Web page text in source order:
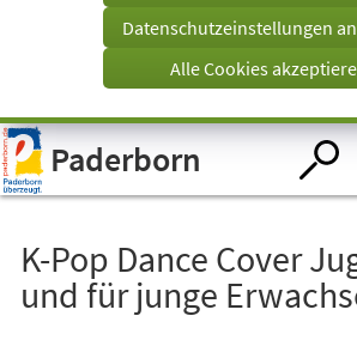
Visuelle
Assistenzsoftware
öffnen.
Tab)
Datenschutzeinstellungen
Alle Cookies
Paderborn
K-Pop Dance Cover
und für junge